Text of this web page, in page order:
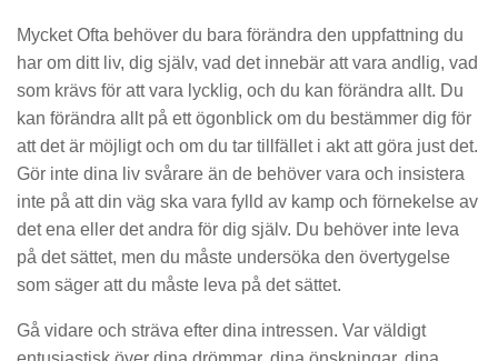
Mycket Ofta behöver du bara förändra den uppfattning du
har om ditt liv, dig själv, vad det innebär att vara andlig, vad
som krävs för att vara lycklig, och du kan förändra allt. Du
kan förändra allt på ett ögonblick om du bestämmer dig för
att det är möjligt och om du tar tillfället i akt att göra just det.
Gör inte dina liv svårare än de behöver vara och insistera
inte på att din väg ska vara fylld av kamp och förnekelse av
det ena eller det andra för dig själv. Du behöver inte leva
på det sättet, men du måste undersöka den övertygelse
som säger att du måste leva på det sättet.
Gå vidare och sträva efter dina intressen. Var väldigt